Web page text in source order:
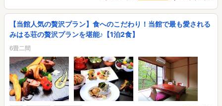
【当館人気の贅沢プラン】食へのこだわり！当館で最も愛される
みはる荘の贅沢プランを堪能♪【1泊2食】
6畳二間